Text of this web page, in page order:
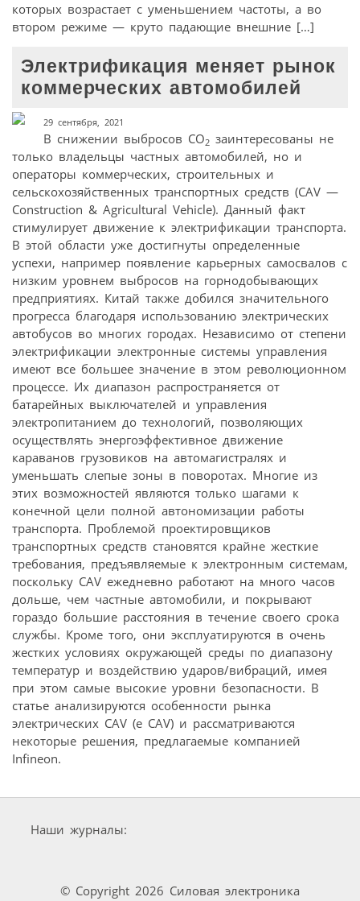
которых возрастает с уменьшением частоты, а во
втором режиме — круто падающие внешние […]
Электрификация меняет рынок
коммерческих автомобилей
29 сентября, 2021
В снижении выбросов CO2заинтересованы не
только владельцы частных автомобилей, но и
операторы коммерческих, строительных и
сельскохозяйственных транспортных средств (CAV —
Construction & Agricultural Vehicle). Данный факт
стимулирует движение к электрификации транспорта.
В этой области уже достигнуты определенные
успехи, например появление карьерных самосвалов с
низким уровнем выбросов на горнодобывающих
предприятиях. Китай также добился значительного
прогресса благодаря использованию электрических
автобусов во многих городах. Независимо от степени
электрификации электронные системы управления
имеют все большее значение в этом революционном
процессе. Их диапазон распространяется от
батарейных выключателей и управления
электропитанием до технологий, позволяющих
осуществлять энергоэффективное движение
караванов грузовиков на автомагистралях и
уменьшать слепые зоны в поворотах. Многие из
этих возможностей являются только шагами к
конечной цели полной автономизации работы
транспорта. Проблемой проектировщиков
транспортных средств становятся крайне жесткие
требования, предъявляемые к электронным системам,
поскольку CAV ежедневно работают на много часов
дольше, чем частные автомобили, и покрывают
гораздо большие расстояния в течение своего срока
службы. Кроме того, они эксплуатируются в очень
жестких условиях окружающей среды по диапазону
температур и воздействию ударов/вибраций, имея
при этом самые высокие уровни безопасности. В
статье анализируются особенности рынка
электрических CAV (e CAV) и рассматриваются
некоторые решения, предлагаемые компанией
Infineon.
Наши журналы:
© Copyright 2026 Силовая электроника